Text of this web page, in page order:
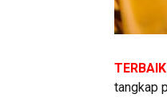
tangkap